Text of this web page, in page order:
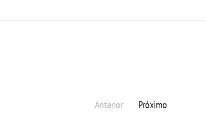
Anterior Próximo